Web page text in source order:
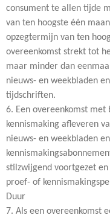
consument te allen tijde
van ten hoogste één
opzegtermijn van ten
overeenkomst strekt tot
maar minder dan
nieuws- en weekbladen en
tijdschriften.
6. Een overeenkomst
kennismaking afleveren
nieuws- en weekbladen
stilzwijgend voortgezet
proef- of
Duur
7. Als een overeenkomst